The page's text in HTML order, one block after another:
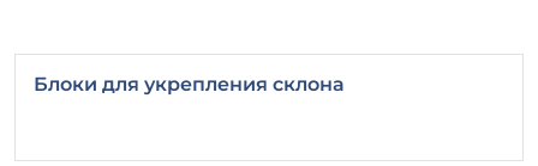
Блоки для укрепления склона